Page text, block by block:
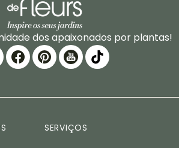
dos apaixonados por plantas!
SERVIÇOS